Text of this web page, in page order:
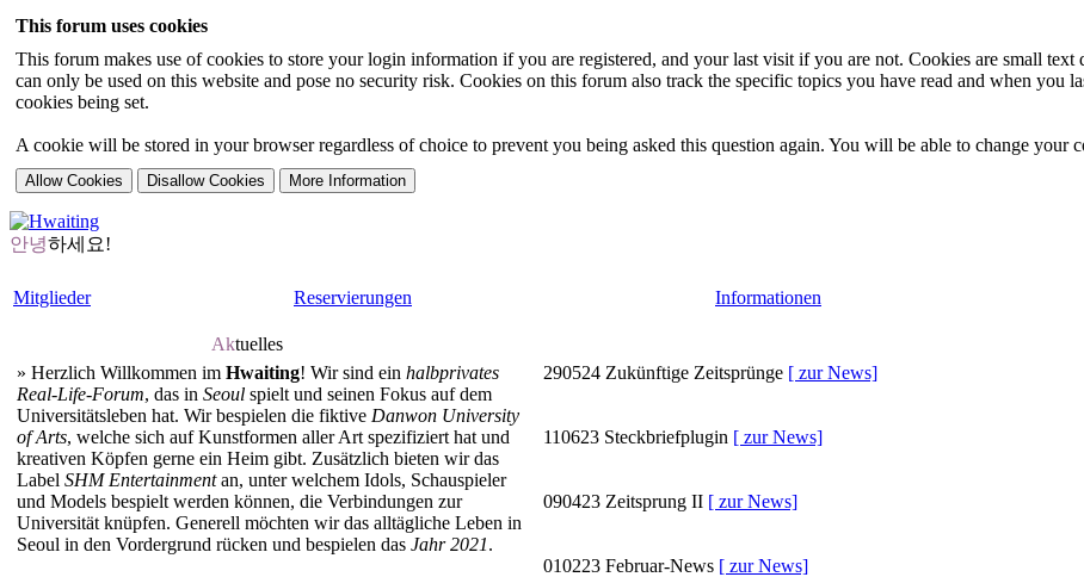
This forum uses cookies
This forum makes use of cookies to store your login information if you are registered, and your last visit if you are not. Cookies are small
can only be used on this website and pose no security risk. Cookies on this forum also track the specific topics you have read and when you
cookies being set.
A cookie will be stored in your browser regardless of choice to prevent you being asked this question again. You will be able to change your
안녕하세요!
Mitglieder
Reservierungen Informationen
Aktuelles
» Herzlich Willkommen im Hwaiting! Wir sind ein halbprivates
Real-Life-Forum, das in Seoul spielt und seinen Fokus auf dem
Universitätsleben hat. Wir bespielen die fiktive Danwon University
of Arts, welche sich auf Kunstformen aller Art spezifiziert hat und
kreativen Köpfen gerne ein Heim gibt. Zusätzlich bieten wir das
Label SHM Entertainmentan, unter welchem Idols, Schauspieler
und Models bespielt werden können, die Verbindungen zur
Universität knüpfen. Generell möchten wir das alltägliche Leben in
Seoul in den Vordergrund rücken und bespielen das Jahr 2021.
290524 Zukünftige Zeitsprünge [ zur News]
110623 Steckbriefplugin [ zur News]
090423 Zeitsprung II [ zur News]
010223 Februar-News [ zur News]